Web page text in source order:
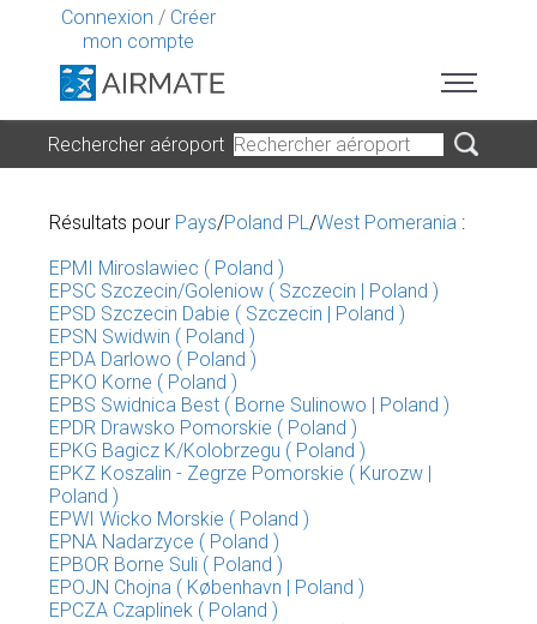
Connexion / Créer
mon compte
Rechercher aéroport
Résultats pour Pays/Poland PL/West Pomerania :
EPMI Miroslawiec ( Poland )
EPSC Szczecin/Goleniow ( Szczecin | Poland )
EPSD Szczecin Dabie ( Szczecin | Poland )
EPSN Swidwin ( Poland )
EPDA Darlowo ( Poland )
EPKO Korne ( Poland )
EPBS Swidnica Best ( Borne Sulinowo | Poland )
EPDR Drawsko Pomorskie ( Poland )
EPKG Bagicz K/Kolobrzegu ( Poland )
EPKZ Koszalin - Zegrze Pomorskie ( Kurozw |
Poland )
EPWI Wicko Morskie ( Poland )
EPNA Nadarzyce ( Poland )
EPBOR Borne Suli ( Poland )
EPOJN Chojna ( København | Poland )
EPCZA Czaplinek ( Poland )